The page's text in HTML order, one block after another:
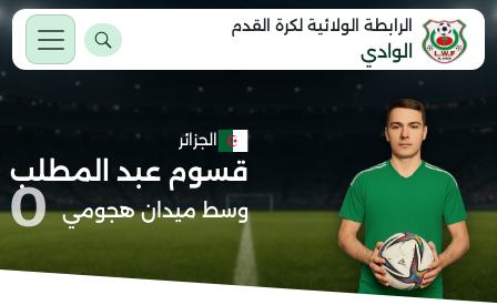
الرابطة الولائية لكرة القدم
الوادي
الجزائر
قسوم عبد المطلب
وسط ميدان هجومي 0